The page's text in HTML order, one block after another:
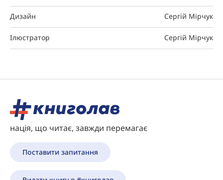
Дизайн Сергій Мірчук
Ілюстратор Сергій Мірчук
нація, що читає, завжди перемагає
Поставити запитання